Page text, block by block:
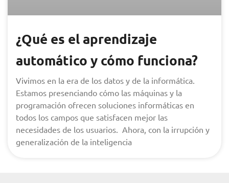
¿Qué es el aprendizaje
automático y cómo funciona?
Vivimos en la era de los datos y de la informática.
Estamos presenciando cómo las máquinas y la
programación ofrecen soluciones informáticas en
todos los campos que satisfacen mejor las
necesidades de los usuarios. Ahora, con la irrupción y
generalización de la inteligencia